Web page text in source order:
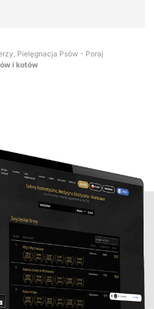
Pielęgnacja Psów - Poraj
i kotów